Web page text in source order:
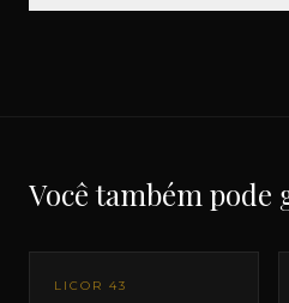
Você também pode
LICOR 43